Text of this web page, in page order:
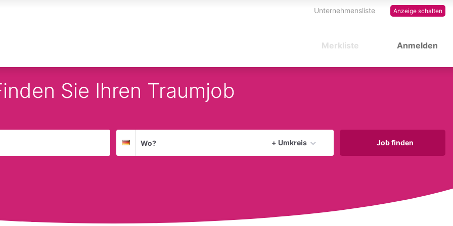
Anzeige schalten
Unternehmensliste
Anmelden
Merkliste
Sie Ihren Traumjob
Deutschland
+ Umkreis
Aktuellen Ort verwenden
Job finden